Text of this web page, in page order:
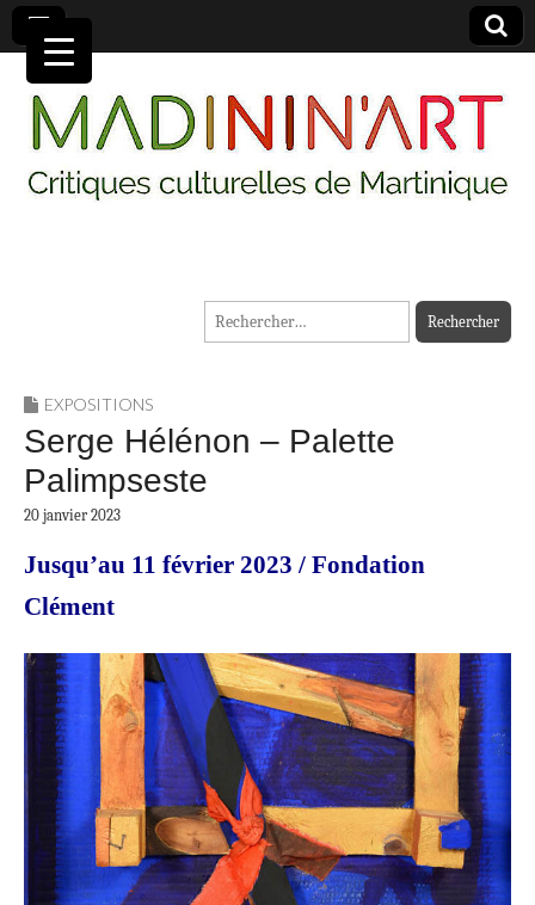
MADININ'ART
Rechercher :
EXPOSITIONS
Serge Hélénon – Palette
Palimpseste
20 janvier 2023
Jusqu’au 11 février 2023 / Fondation
Clément